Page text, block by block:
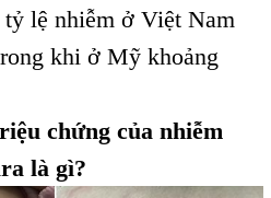
lệ nhiễm ở Việt Nam
khi ở Mỹ khoảng
chứng của nhiễm
là gì?